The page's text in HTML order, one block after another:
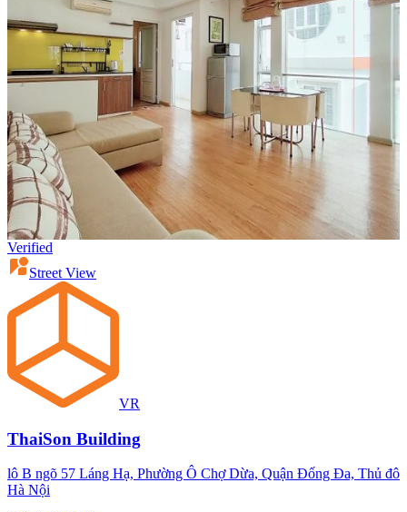
Verified
Street View
VR
ThaiSon Building
lô B ngõ 57 Láng Hạ, Phường Ô Chợ Dừa, Quận Đống Đa, Thủ đô
Hà Nội